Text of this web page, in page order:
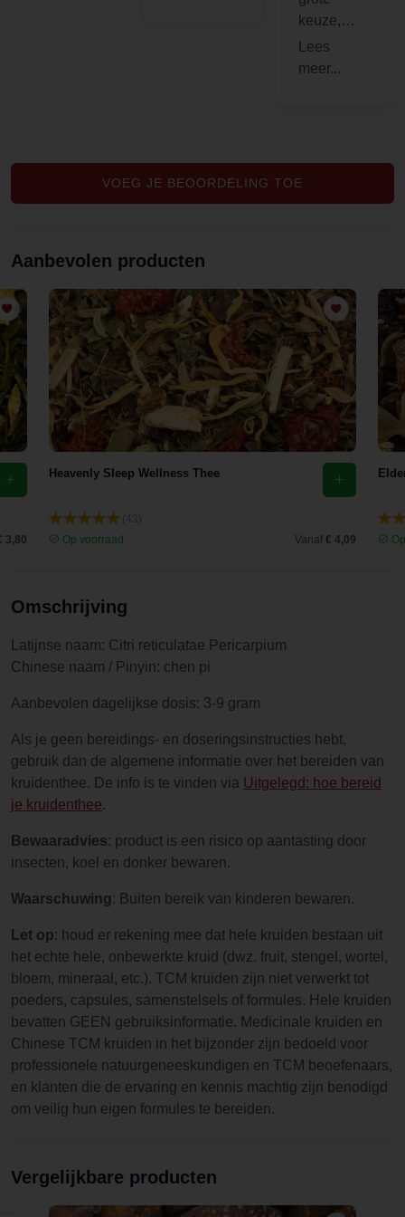
keuze,
snelle en
persoonlijk
VOEG JE BEOORDELING TOE
Aanbevolen producten
3,80
Heavenly Sleep Wellness Thee
Op voorraad
Vanaf € 4,09
Omschrijving
Latijnse naam: Citri reticulatae Pericarpium
Chinese naam / Pinyin: chen pi
Aanbevolen dagelijkse dosis: 3-9 gram
Als je geen bereidings- en doseringsinstructies hebt,
gebruik dan de algemene informatie over het bereiden van
kruidenthee. De info is te vinden via Uitgelegd: hoe bereid
je kruidenthee.
Bewaaradvies: product is een risico op aantasting door
insecten, koel en donker bewaren.
Waarschuwing: Buiten bereik van kinderen bewaren.
Let op: houd er rekening mee dat hele kruiden bestaan uit
het echte hele, onbewerkte kruid (dwz. fruit, stengel, wortel,
bloem, mineraal, etc.). TCM kruiden zijn niet verwerkt tot
poeders, capsules, samenstelsels of formules. Hele kruiden
bevatten GEEN gebruiksinformatie. Medicinale kruiden en
Chinese TCM kruiden in het bijzonder zijn bedoeld voor
professionele natuurgeneeskundigen en TCM beoefenaars,
en klanten die de ervaring en kennis machtig zijn benodigd
om veilig hun eigen formules te bereiden.
Vergelijkbare producten